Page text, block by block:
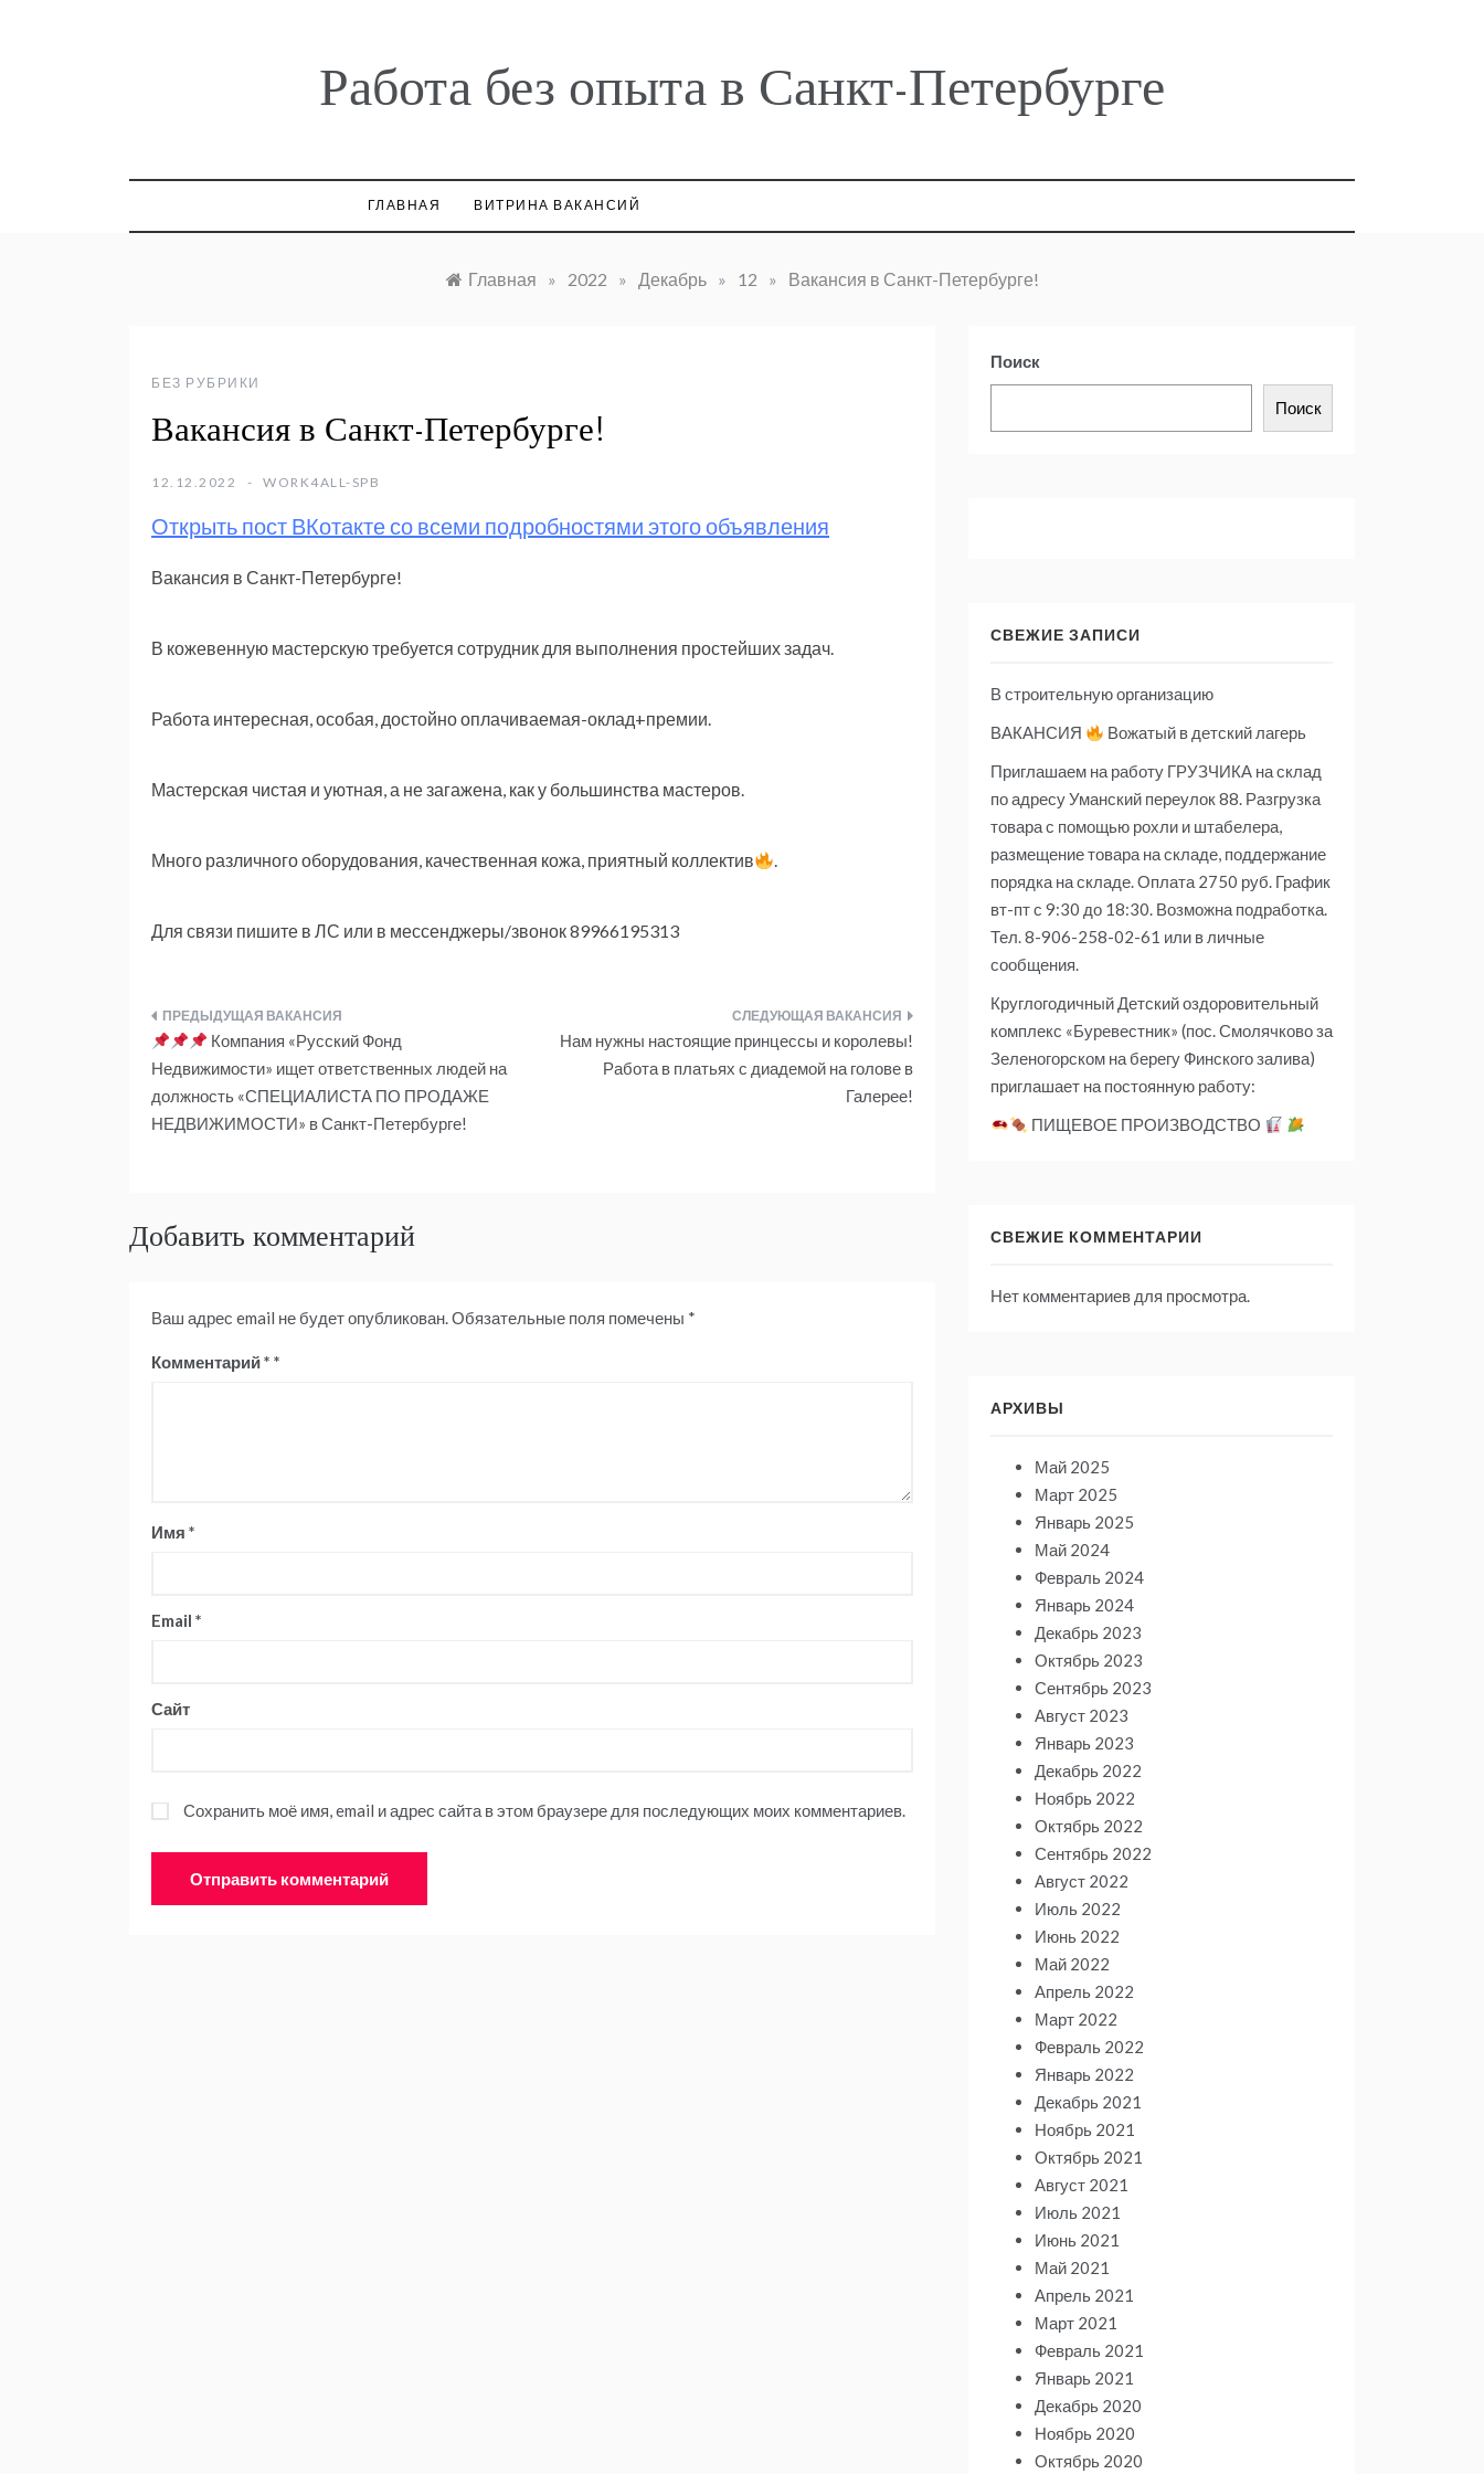
Работа без опыта в Санкт-Петербурге
ГЛАВНАЯ ВИТРИНА ВАКАНСИЙ
Главная » 2022 » Декабрь » 12 » Вакансия в Санкт-Петербурге!
БЕЗ РУБРИКИ
Вакансия в Санкт-Петербурге!
12.12.2022 WORK4ALL-SPB
Открыть пост ВКотакте со всеми подробностями этого объявления
Вакансия в Санкт-Петербурге!
В кожевенную мастерскую требуется сотрудник для выполнения простейших задач.
Работа интересная, особая, достойно оплачиваемая-оклад+премии.
Мастерская чистая и уютная, а не загажена, как у большинства мастеров.
Много различного оборудования, качественная кожа, приятный коллектив .
Для связи пишите в ЛС или в мессенджеры/звонок 89966195313
Навигация
по
записям
Компания «Русский Фонд
Недвижимости» ищет ответственных людей на
должность «СПЕЦИАЛИСТА ПО ПРОДАЖЕ
НЕДВИЖИМОСТИ» в Санкт-Петербурге!
Нам нужны настоящие принцессы и королевы!
Работа в платьях с диадемой на голове в
Галерее!
Добавить комментарий
Ваш адрес email не будет опубликован.Обязательные поля помечены *
Комментарий*
Имя *
Email *
Сайт
Сохранить моё имя, email и адрес сайта в этом браузере для последующих моих комментариев.
Поиск
Поиск
СВЕЖИЕ ЗАПИСИ
В строительную организацию
ВАКАНСИЯ
Вожатый в детский лагерь
Приглашаем на работу ГРУЗЧИКА на склад
по адресу Уманский переулок 88. Разгрузка
товара с помощью рохли и штабелера,
размещение товара на складе, поддержание
порядка на складе. Оплата 2750 руб. График
вт-пт с 9:30 до 18:30. Возможна подработка.
Тел. 8-906-258-02-61 или в личные
сообщения.
Круглогодичный Детский оздоровительный
комплекс «Буревестник» (пос. Смолячково за
Зеленогорском на берегу Финского залива)
приглашает на постоянную работу:
ПИЩЕВОЕ ПРОИЗВОДСТВО
СВЕЖИЕ КОММЕНТАРИИ
Нет комментариев для просмотра.
АРХИВЫ
Май 2025
Март 2025
Январь 2025
Май 2024
Февраль 2024
Январь 2024
Декабрь 2023
Октябрь 2023
Сентябрь 2023
Август 2023
Январь 2023
Декабрь 2022
Ноябрь 2022
Октябрь 2022
Сентябрь 2022
Август 2022
Июль 2022
Июнь 2022
Май 2022
Апрель 2022
Март 2022
Февраль 2022
Январь 2022
Декабрь 2021
Ноябрь 2021
Октябрь 2021
Август 2021
Июль 2021
Июнь 2021
Май 2021
Апрель 2021
Март 2021
Февраль 2021
Январь 2021
Декабрь 2020
Ноябрь 2020
Октябрь 2020